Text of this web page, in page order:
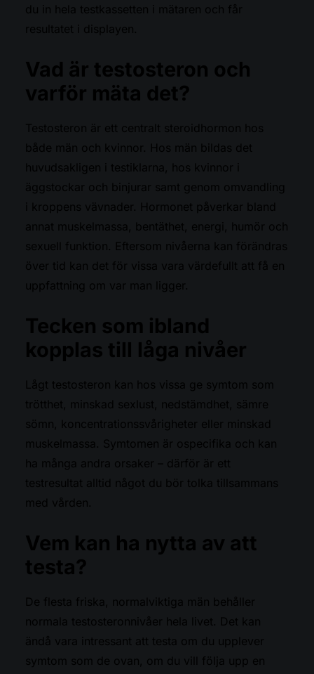
du in hela testkassetten i mätaren och får
resultatet i displayen.
Vad är testosteron och
varför mäta det?
Testosteron är ett centralt steroidhormon hos
både män och kvinnor. Hos män bildas det
huvudsakligen i testiklarna, hos kvinnor i
äggstockar och binjurar samt genom omvandling
i kroppens vävnader. Hormonet påverkar bland
annat muskelmassa, bentäthet, energi, humör och
sexuell funktion. Eftersom nivåerna kan förändras
över tid kan det för vissa vara värdefullt att få en
uppfattning om var man ligger.
Tecken som ibland
kopplas till låga nivåer
Lågt testosteron kan hos vissa ge symtom som
trötthet, minskad sexlust, nedstämdhet, sämre
sömn, koncentrationssvårigheter eller minskad
muskelmassa. Symtomen är ospecifika och kan
ha många andra orsaker – därför är ett
testresultat alltid något du bör tolka tillsammans
med vården.
Vem kan ha nytta av att
testa?
De flesta friska, normalviktiga män behåller
normala testosteronnivåer hela livet. Det kan
ändå vara intressant att testa om du upplever
symtom som de ovan, om du vill följa upp en